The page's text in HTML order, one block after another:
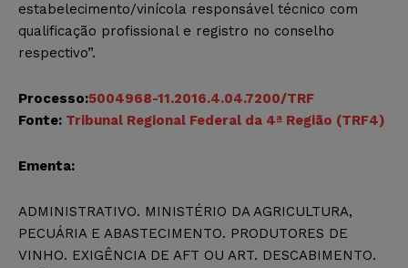
estabelecimento/vinícola responsável técnico com
qualificação profissional e registro no conselho
respectivo”.
Processo:5004968-11.2016.4.04.7200/TRF
Fonte: Tribunal Regional Federal da 4ª Região (TRF4)
Ementa:
ADMINISTRATIVO. MINISTÉRIO DA AGRICULTURA,
PECUÁRIA E ABASTECIMENTO. PRODUTORES DE
VINHO. EXIGÊNCIA DE AFT OU ART. DESCABIMENTO.